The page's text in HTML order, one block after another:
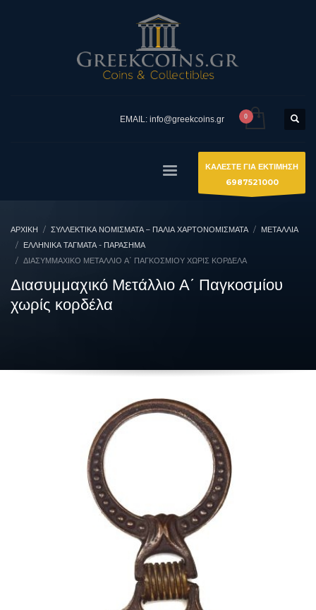
EMAIL: info@greekcoins.gr
ΚΑΛΕΣΤΕ ΓΙΑ ΕΚΤΙΜΗΣΗ
6987521000
ΑΡΧΙΚΉ ΣΥΛΛΕΚΤΙΚΆ ΝΟΜΊΣΜΑΤΑ – ΠΑΛΙΆ ΧΑΡΤΟΝΟΜΊΣΜΑΤΑ
ΜΕΤΑΛΛΙΑ
ΕΛΛΗΝΙΚΆ ΤΆΓΜΑΤΑ - ΠΑΡΆΣΗΜΑ
ΔΙΑΣΥΜΜΑΧΙΚΌ ΜΕΤΆΛΛΙΟ Α΄ ΠΑΓΚΟΣΜΊΟΥ ΧΩΡΊΣ ΚΟΡΔΈΛΑ
Διασυμμαχικό Μετάλλιο Α΄ Παγκοσμίου
χωρίς κορδέλα